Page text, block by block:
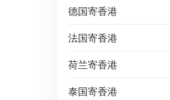
德国寄香港
法国寄香港
荷兰寄香港
泰国寄香港